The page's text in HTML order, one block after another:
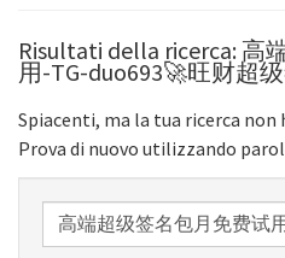
Risultati della ricerca: 高
用-TG-duo693🚀旺财超
Spiacenti, ma la tua ricerca
Prova di nuovo utilizzando
Ricerca
nel